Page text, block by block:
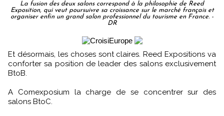
La fusion des deux salons correspond à la philosophie de Reed
Exposition, qui veut poursuivre sa croissance sur le marché français et
organiser enfin un grand salon professionnel du tourisme en France. -
DR
Et désormais, les choses sont claires. Reed Expositions va
conforter sa position de leader des salons exclusivement
BtoB.
A Comexposium la charge de se concentrer sur des
salons BtoC.